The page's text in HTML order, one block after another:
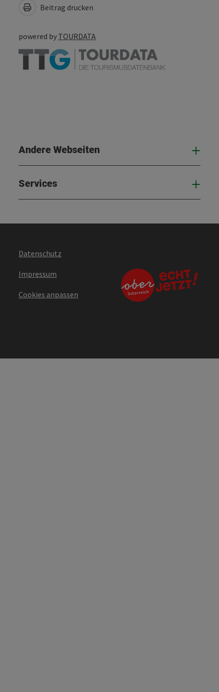
Beitrag drucken
powered by TOURDATA
Andere Webseiten
Services
Datenschutz
Impressum
Cookies anpassen